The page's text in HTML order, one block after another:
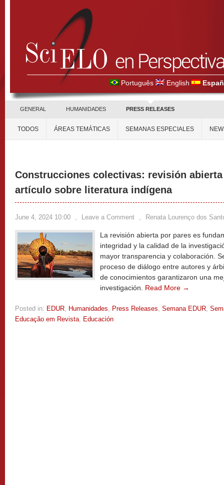
Português English
GENERAL HUMANIDADES PRESS RELEASES
TODOS ÁREAS TEMÁTICAS SEMANAS ESPECIALES
Construcciones colectivas: revisión
artículo sobre literatura indígena
June 4, 2024 10:00 , Leave a Comment , Renata Lourenço dos
La revisión abierta por pares es
integridad y la calidad de la
mayor transparencia y colaboración.
proceso de diálogo entre autores y
de conocimientos garantizaron una
investigación. Read More →
Posted in: EDUR, Humanidades, Press Releases, Semana EDUR,
Educação em Revista, Educación